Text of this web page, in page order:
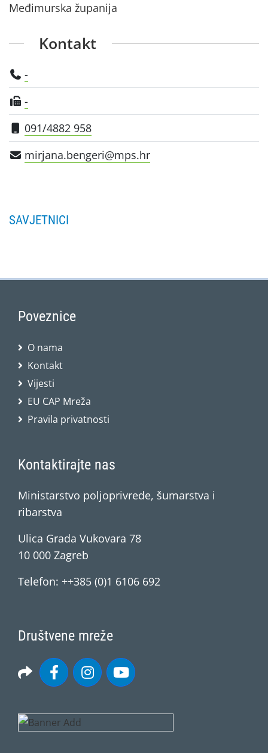
Međimurska županija
Kontakt
-
-
091/4882 958
mirjana.bengeri@mps.hr
SAVJETNICI
Poveznice
O nama
Kontakt
Vijesti
EU CAP Mreža
Pravila privatnosti
Kontaktirajte nas
Ministarstvo poljoprivrede, šumarstva i
ribarstva
Ulica Grada Vukovara 78
10 000 Zagreb
Telefon: ++385 (0)1 6106 692
Društvene mreže